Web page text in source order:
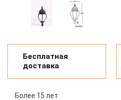
Бесплатная
доставка
Более 15 лет